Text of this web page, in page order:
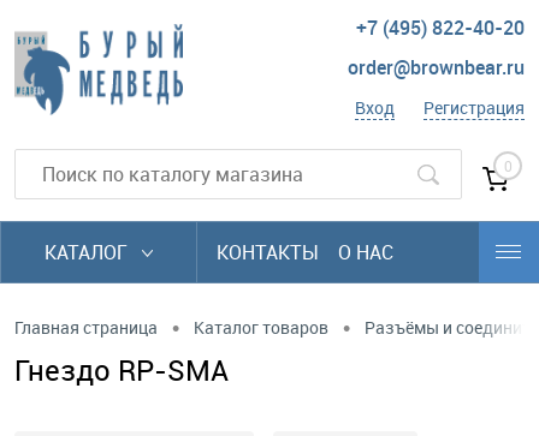
+7 (495) 822-40-20
order@brownbear.ru
Вход Регистрация
0
КАТАЛОГ КОНТАКТЫ О НАС
Главная страница • Каталог товаров • Разъёмы и
Гнездо RP-SMA